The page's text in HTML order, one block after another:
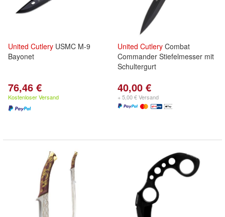
United Cutlery USMC M-9
Bayonet
76,46 €
Kostenloser Versand
United Cutlery Combat
Commander Stiefelmesser mit
Schultergurt
40,00 €
+ 5,00 € Versand